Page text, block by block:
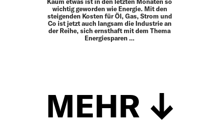
wichtig geworden wie Energie. Mit den
steigenden Kosten für Öl, Gas, Strom und
Co ist jetzt auch langsam die Industrie an
der Reihe, sich ernsthaft mit dem Thema
Energiesparen …
MEHR